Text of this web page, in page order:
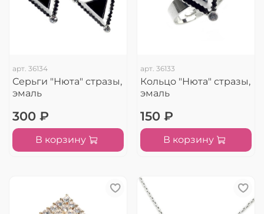
арт. 36134
Серьги "Нюта" стразы,
эмаль
300 ₽
В корзину
арт. 36133
Кольцо "Нюта" стразы,
эмаль
150 ₽
В корзину